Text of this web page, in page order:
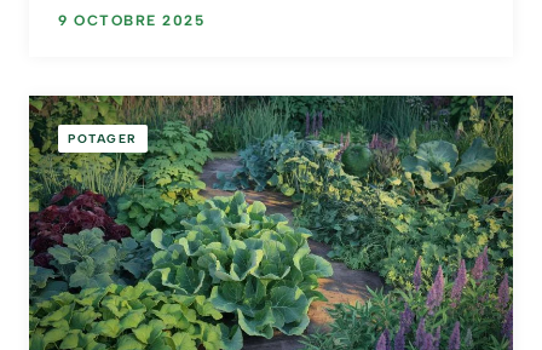
9 OCTOBRE 2025
POTAGER